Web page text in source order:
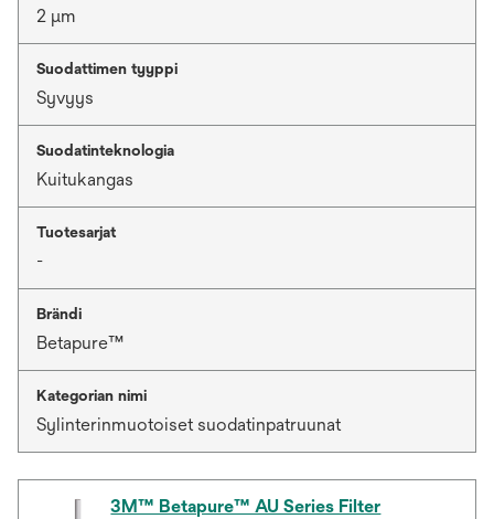
2 μm
Suodattimen tyyppi
Syvyys
Suodatinteknologia
Kuitukangas
Tuotesarjat
-
Brändi
Betapure™
Kategorian nimi
Sylinterinmuotoiset suodatinpatruunat
3M™ Betapure™ AU Series Filter